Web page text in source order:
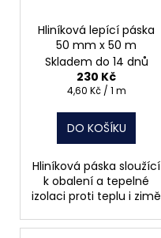
Hliníková lepící páska
50 mm x 50 m
Skladem do 14 dnů
230 Kč
Měrná
4,60 Kč / 1 m
DO KOŠÍKU
Hliníková páska sloužící
k obalení a tepelné
izolaci proti teplu i zimě